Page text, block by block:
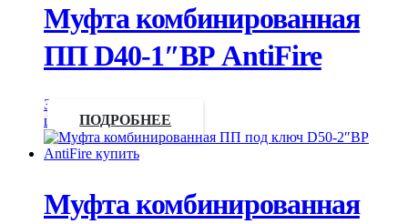
Муфта комбинированная
ПП D40-1″ВР AntiFire
Запросить
цену
ПОДРОБНЕЕ
Муфта комбинированная